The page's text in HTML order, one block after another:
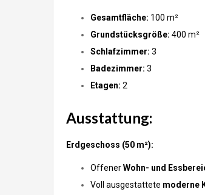
Gesamtfläche: 100 m²
Grundstücksgröße: 400 m²
Schlafzimmer: 3
Badezimmer: 3
Etagen: 2
Ausstattung:
Erdgeschoss (50 m²):
OffenerWohn- und
Voll ausgestattete moderne